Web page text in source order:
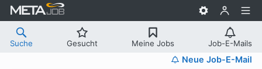
Suche Gesucht Meine Jobs Job-E-Mails
Neue Job-E-Mail